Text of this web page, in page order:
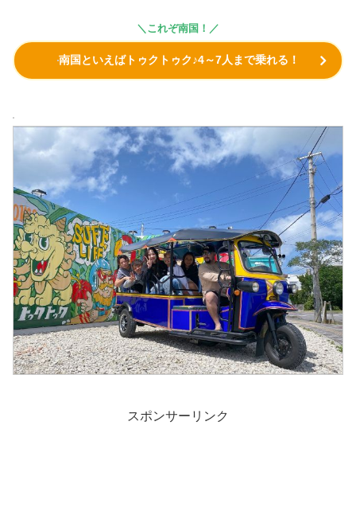
＼これぞ南国！／
南国といえばトゥクトゥク♪4～7人まで乗れる！
スポンサーリンク